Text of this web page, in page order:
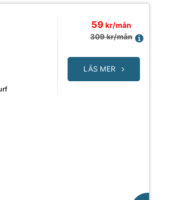
59 kr/mån
309 kr/mån
LÄS MER